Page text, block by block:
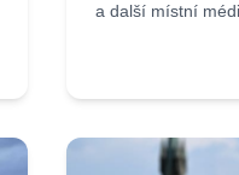
a další místní